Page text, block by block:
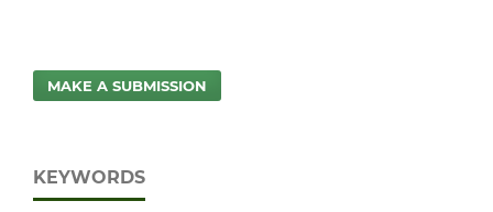
MAKE A SUBMISSION
KEYWORDS